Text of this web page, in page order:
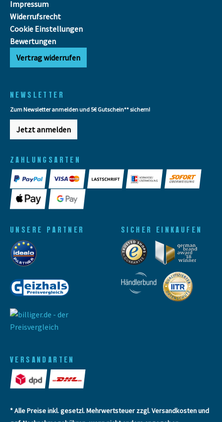
Impressum
Widerrufsrecht
Cookie Einstellungen
Bewertungen
Vertrag widerrufen
NEWSLETTER
Zum Newsletter anmelden und 5€ Gutschein** sichern!
Jetzt anmelden
ZAHLUNGSARTEN
VERSANDARTEN
UNSERE PARTNER SICHER EINKAUFEN
* Alle Preise inkl. gesetzl. Mehrwertsteuer zzgl.Versandkostenund